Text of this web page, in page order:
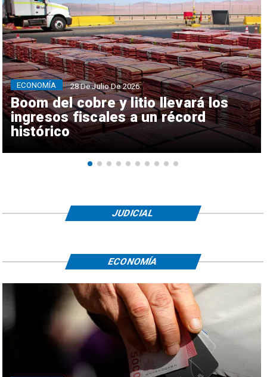
Boom del cobre y litio llevará los
ingresos fiscales a un récord
histórico
ECONOMÍA 28 De Julio De 2026
JUDICIAL
ECONOMÍA